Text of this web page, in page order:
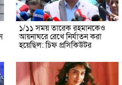
১/১১ সময় তারেক রহমানকেও
আয়নাঘরে রেখে নির্যাতন করা
হয়েছিল: চিফ প্রসিকিউটর